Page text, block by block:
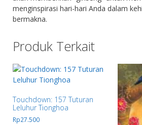
menginspirasi hari-hari Anda dalam
bermakna.
Produk Terkait
Touchdown: 157 Tuturan
Leluhur Tionghoa
Rp27.500